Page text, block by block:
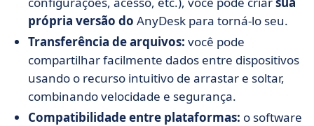
própria versão do AnyDesk para torná-lo seu.
Transferência de arquivos: você pode
compartilhar facilmente dados entre dispositivos
usando o recurso intuitivo de arrastar e soltar,
combinando velocidade e segurança.
Compatibilidade entre plataformas: o software